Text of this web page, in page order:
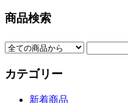
商品検索
カテゴリー
新着商品